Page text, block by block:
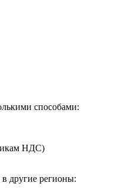
способами:
НДС)
другие регионы: